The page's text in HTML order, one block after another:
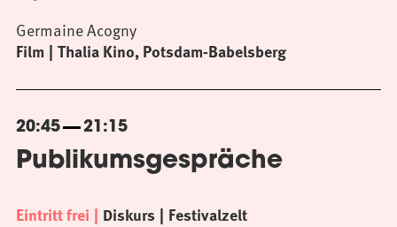
Film Thalia Kino, Potsdam-Babelsberg
Germaine Acogny
20:45 21:15
Publikumsgespräche
Eintritt frei Diskurs Festivalzelt